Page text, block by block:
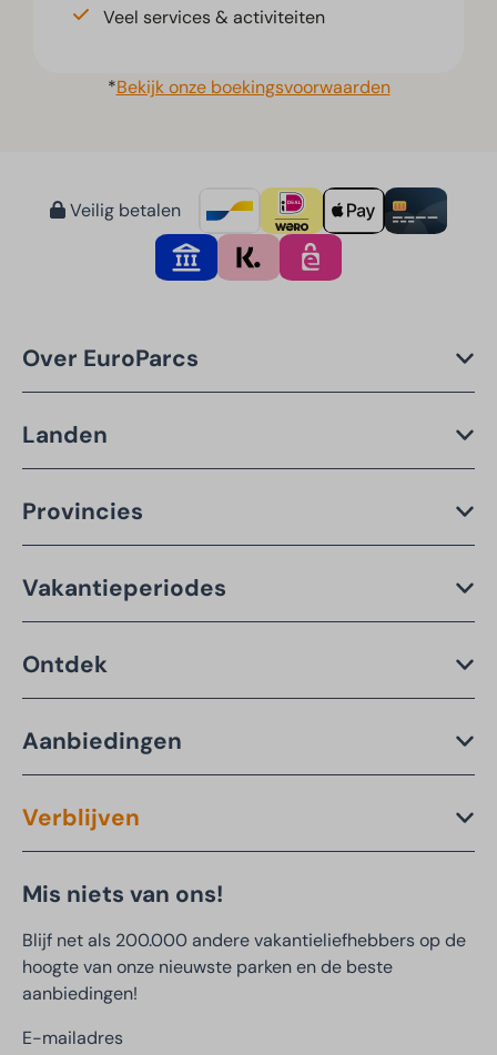
Veel services & activiteiten
*Bekijk onze boekingsvoorwaarden
Veilig betalen
Over EuroParcs
Landen
Provincies
Vakantieperiodes
Ontdek
Aanbiedingen
Verblijven
Mis niets van ons!
Blijf net als 200.000 andere vakantieliefhebbers op de
hoogte van onze nieuwste parken en de beste
aanbiedingen!
E-mailadres